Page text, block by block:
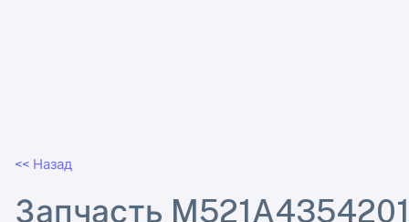
<< Назад
Запчасть